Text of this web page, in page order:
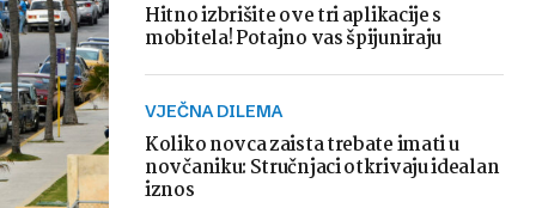
Hitno izbrišite ove tri aplikacije s
mobitela! Potajno vas špijuniraju
VJEČNA DILEMA
Koliko novca zaista trebate imati u
novčaniku: Stručnjaci otkrivaju idealan
iznos